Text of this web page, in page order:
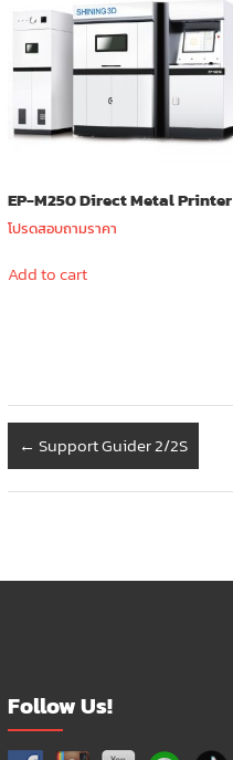
EP-M250 Direct Metal Printer
โปรดสอบถามราคา
Add to cart
← Support Guider 2/2S
Follow Us!